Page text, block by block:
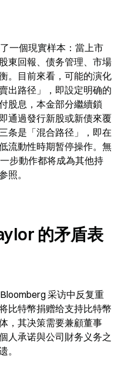
一個現實样本：當上市
東回報、债务管理、市場
。目前來看，可能的演化
出路径」，即設定明确的
股息，本金部分繼續鎖
通過發行新股或新债來覆
条是「混合路径」，即在
流動性時期暂停操作。無
步動作都将成為其他持
照。
的矛盾表
采访中反复重
比特幣捐赠给支持比特幣
，其决策需要兼顧董事
人承诺與公司財务义务之
。